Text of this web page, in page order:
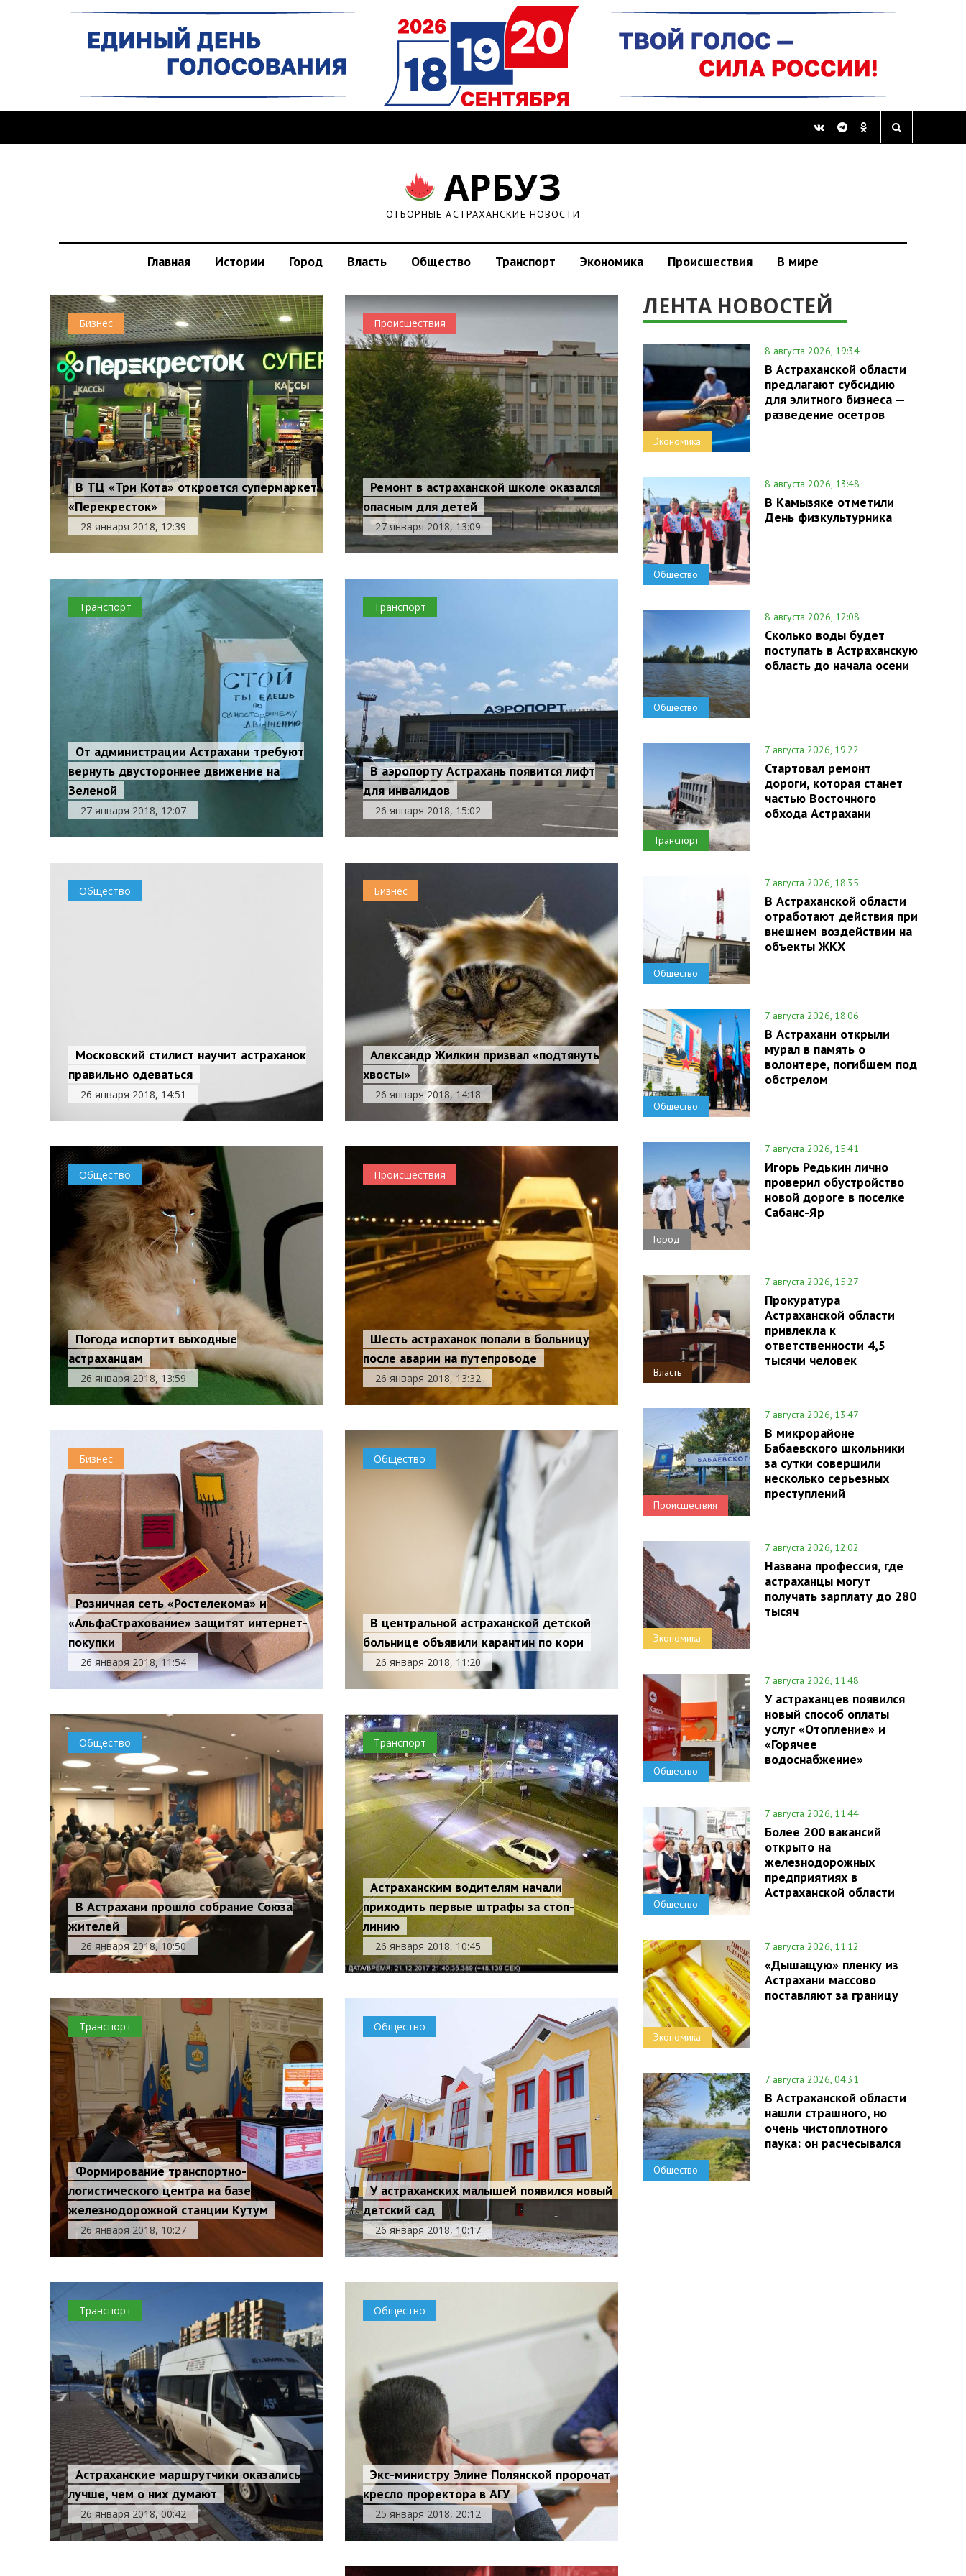
АРБУЗ
ОТБОРНЫЕ АСТРАХАНСКИЕ НОВОСТИ
Главная Истории Город Власть Общество Транспорт Экономика Происшествия В мире
Бизнес
В ТЦ «Три Кота» откроется супермаркет
«Перекресток»
28 января 2018, 12:39
Происшествия
Ремонт в астраханской школе оказался
опасным для детей
27 января 2018, 13:09
Транспорт
От администрации Астрахани требуют
вернуть двустороннее движение на
Зеленой
27 января 2018, 12:07
Транспорт
В аэропорту Астрахань появится лифт
для инвалидов
26 января 2018, 15:02
Общество
Московский стилист научит астраханок
правильно одеваться
26 января 2018, 14:51
Бизнес
Александр Жилкин призвал «подтянуть
хвосты»
26 января 2018, 14:18
Общество
Погода испортит выходные
астраханцам
26 января 2018, 13:59
Происшествия
Шесть астраханок попали в больницу
после аварии на путепроводе
26 января 2018, 13:32
Бизнес
Розничная сеть «Ростелекома» и
«АльфаСтрахование» защитят интернет-
покупки
26 января 2018, 11:54
Общество
В центральной астраханской детской
больнице объявили карантин по кори
26 января 2018, 11:20
Общество
В Астрахани прошло собрание Союза
жителей
26 января 2018, 10:50
Транспорт
Астраханским водителям начали
приходить первые штрафы за стоп-
линию
26 января 2018, 10:45
Транспорт
Формирование транспортно-
логистического центра на базе
железнодорожной станции Кутум
26 января 2018, 10:27
Общество
У астраханских малышей появился новый
детский сад
26 января 2018, 10:17
Транспорт
Астраханские маршрутчики оказались
лучше, чем о них думают
26 января 2018, 00:42
Общество
Экс-министру Элине Полянской пророчат
кресло проректора в АГУ
25 января 2018, 20:12
ЛЕНТА НОВОСТЕЙ
Экономика
8 августа 2026, 19:34
В Астраханской области
предлагают субсидию
для элитного бизнеса —
разведение осетров
Общество
8 августа 2026, 13:48
В Камызяке отметили
День физкультурника
Общество
8 августа 2026, 12:08
Сколько воды будет
поступать в Астраханскую
область до начала осени
Транспорт
7 августа 2026, 19:22
Стартовал ремонт
дороги, которая станет
частью Восточного
обхода Астрахани
Общество
7 августа 2026, 18:35
В Астраханской области
отработают действия при
внешнем воздействии на
объекты ЖКХ
Общество
7 августа 2026, 18:06
В Астрахани открыли
мурал в память о
волонтере, погибшем под
обстрелом
Город
7 августа 2026, 15:41
Игорь Редькин лично
проверил обустройство
новой дороге в поселке
Сабанс-Яр
Власть
7 августа 2026, 15:27
Прокуратура
Астраханской области
привлекла к
ответственности 4,5
тысячи человек
Происшествия
7 августа 2026, 13:47
В микрорайоне
Бабаевского школьники
за сутки совершили
несколько серьезных
преступлений
Экономика
7 августа 2026, 12:02
Названа профессия, где
астраханцы могут
получать зарплату до 280
тысяч
Общество
7 августа 2026, 11:48
У астраханцев появился
новый способ оплаты
услуг «Отопление» и
«Горячее
водоснабжение»
Общество
7 августа 2026, 11:44
Более 200 вакансий
открыто на
железнодорожных
предприятиях в
Астраханской области
Экономика
7 августа 2026, 11:12
«Дышащую» пленку из
Астрахани массово
поставляют за границу
Общество
7 августа 2026, 04:31
В Астраханской области
нашли страшного, но
очень чистоплотного
паука: он расчесывался